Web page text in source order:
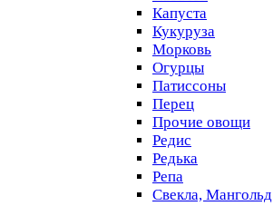
Капуста
Кукуруза
Морковь
Огурцы
Патиссоны
Перец
Прочие овощи
Редис
Редька
Репа
Свекла, Мангольд